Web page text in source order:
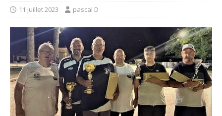
11 juillet 2023 pascal D